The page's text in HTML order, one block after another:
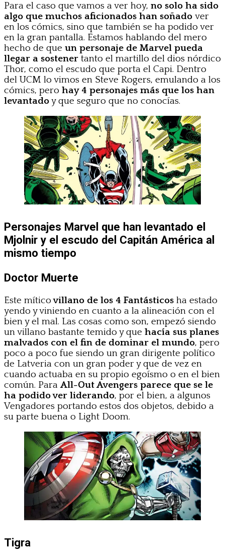
Para el caso que vamos a ver hoy, no solo ha sido
algo que muchos aficionados han soñado ver
en los cómics, sino que también se ha podido ver
en la gran pantalla. Estamos hablando del mero
hecho de que un personaje de Marvel pueda
llegar a sostener tanto el martillo del dios nórdico
Thor, como el escudo que porta el Capi. Dentro
del UCM lo vimos en Steve Rogers, emulando a los
cómics, pero hay 4 personajes más que los han
levantadoy que seguro que no conocías.
Personajes Marvel que han levantado el
Mjolnir y el escudo del Capitán América al
mismo tiempo
Doctor Muerte
Este míticovillano de los 4 Fantásticos ha estado
yendo y viniendo en cuanto a la alineación con el
bien y el mal. Las cosas como son, empezó siendo
un villano bastante temido y que hacía sus planes
malvados con el fin de dominar el mundo, pero
poco a poco fue siendo un gran dirigente político
de Latveria con un gran poder y que de vez en
cuando actuaba en su propio egoísmo o en el bien
común. Para All-Out Avengers parece que se le
ha podido ver liderando, por el bien, a algunos
Vengadores portando estos dos objetos, debido a
su parte buena o Light Doom.
Tigra